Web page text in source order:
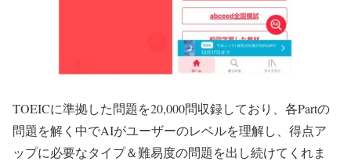
TOEICに準拠した問題を20,000問収録しており、各Partの
問題を解く中でAIがユーザーのレベルを理解し、得点ア
ップに必要なタイプ＆難易度の問題を出し続けてくれま